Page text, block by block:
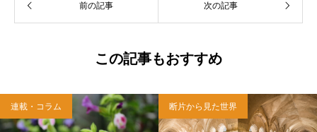
て、雜賀編集工房として独立。
前の記事 次の記事
この記事もおすすめ
連載・コラム 断片から見た世界